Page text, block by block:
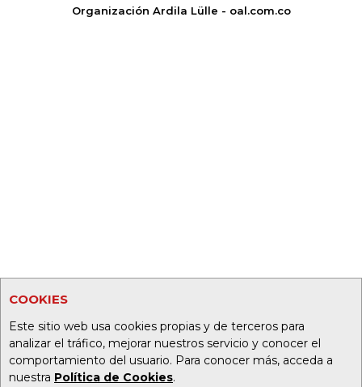
COOKIES
Este sitio web usa cookies propias y de terceros para
analizar el tráfico, mejorar nuestros servicio y conocer el
comportamiento del usuario. Para conocer más, acceda a
nuestra Política de Cookies.
Organización Ardila Lülle - oal.com.co